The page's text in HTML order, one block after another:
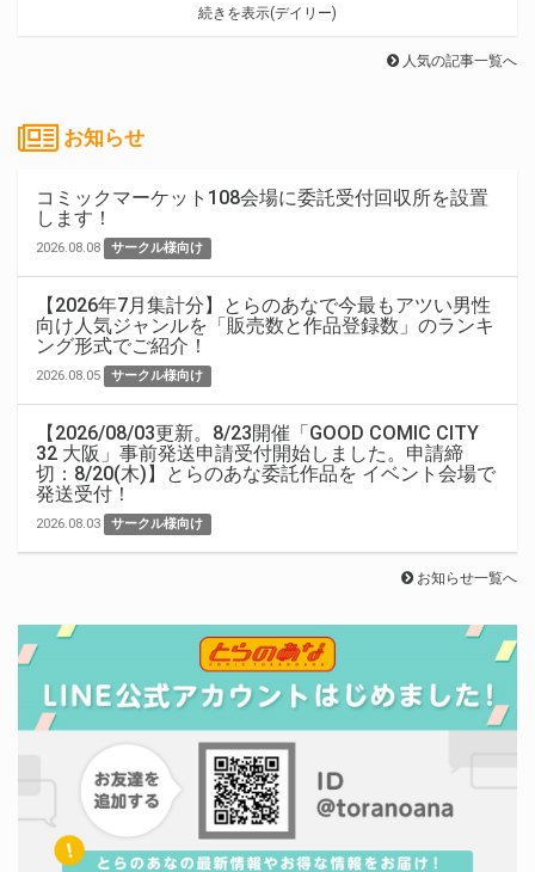
続きを表示(デイリー)
人気の記事一覧へ
お知らせ
コミックマーケット108会場に委託受付回収所を設置
します！
2026.08.08 サークル様向け
【2026年7月集計分】とらのあなで今最もアツい男性
向け人気ジャンルを「販売数と作品登録数」のランキ
ング形式でご紹介！
2026.08.05 サークル様向け
【2026/08/03更新。8/23開催「GOOD COMIC CITY
32 大阪」事前発送申請受付開始しました。申請締
切：8/20(木)】とらのあな委託作品を イベント会場で
発送受付！
2026.08.03 サークル様向け
お知らせ一覧へ